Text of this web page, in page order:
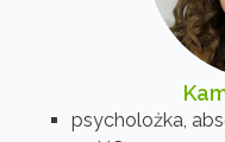
psycholożka,